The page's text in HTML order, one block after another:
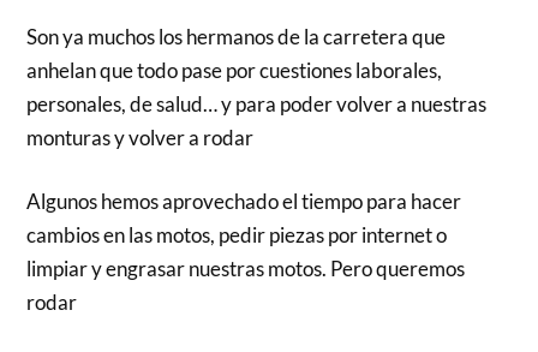
Son ya muchos los hermanos de la carretera que
anhelan que todo pase por cuestiones laborales,
personales, de salud… y para poder volver a nuestras
monturas y volver a rodar
Algunos hemos aprovechado el tiempo para hacer
cambios en las motos, pedir piezas por internet o
limpiar y engrasar nuestras motos. Pero queremos
rodar